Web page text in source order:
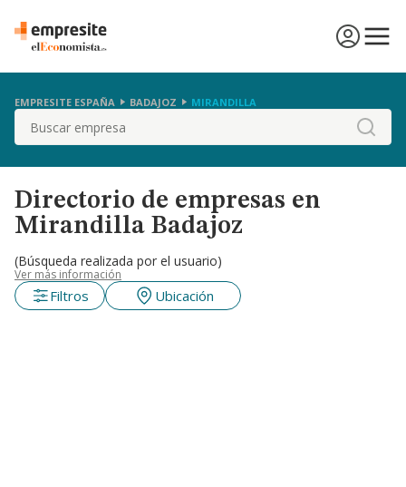
EMPRESITE ESPAÑA BADAJOZ MIRANDILLA
Buscar
Directorio de empresas en
Mirandilla Badajoz
(Búsqueda realizada por el usuario)
Ver más información
Filtros Ubicación